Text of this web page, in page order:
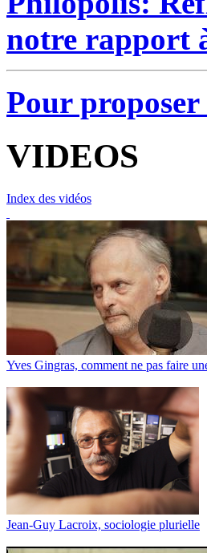
notre rapport
Pour
VIDEOS
Index des vidéos
Yves Gingras, comment ne pas faire
Jean-Guy Lacroix, sociologie plurielle